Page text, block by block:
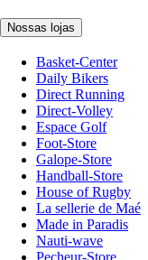
Nossas lojas
Basket-Center
Daily Bikers
Direct Running
Direct-Volley
Espace Golf
Foot-Store
Galope-Store
Handball-Store
House of Rugby
La sellerie de Maé
Made in Paradis
Nauti-wave
Pecheur-Store